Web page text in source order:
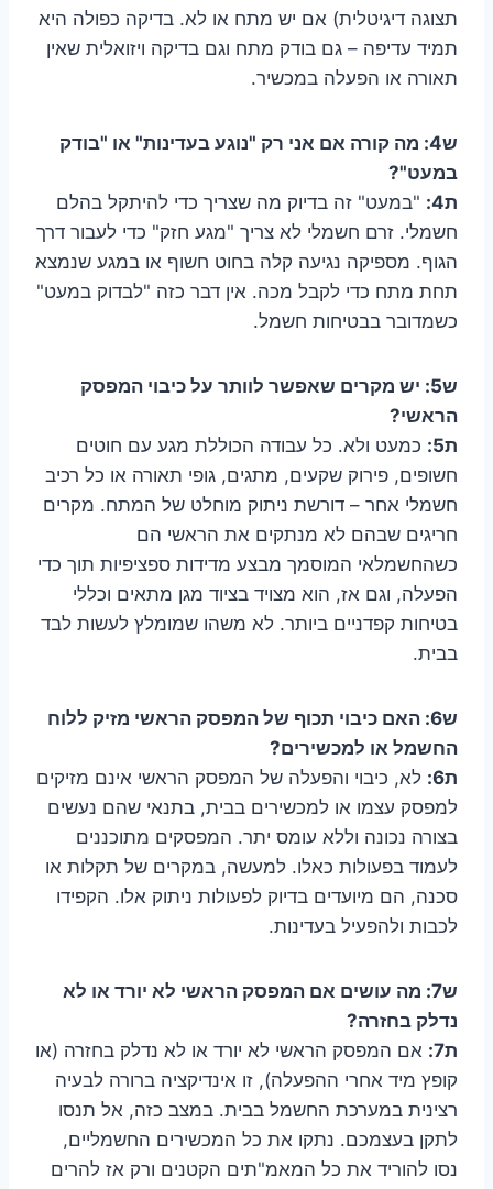
תצוגה דיגיטלית) אם יש מתח או לא. בדיקה כפולה היא
תמיד עדיפה – גם בודק מתח וגם בדיקה ויזואלית שאין
תאורה או הפעלה במכשיר.
ש4: מה קורה אם אני רק "נוגע בעדינות" או "בודק
במעט"?
ת4:
"במעט" זה בדיוק מה שצריך כדי להיתקל בהלם
חשמלי. זרם חשמלי לא צריך "מגע חזק" כדי לעבור דרך
הגוף. מספיקה נגיעה קלה בחוט חשוף או במגע שנמצא
תחת מתח כדי לקבל מכה. אין דבר כזה "לבדוק במעט"
כשמדובר בבטיחות חשמל.
ש5: יש מקרים שאפשר לוותר על כיבוי המפסק
הראשי?
ת5:
כמעט ולא. כל עבודה הכוללת מגע עם חוטים
חשופים, פירוק שקעים, מתגים, גופי תאורה או כל רכיב
חשמלי אחר – דורשת ניתוק מוחלט של המתח. מקרים
חריגים שבהם לא מנתקים את הראשי הם
כשהחשמלאי המוסמך מבצע מדידות ספציפיות תוך כדי
הפעלה, וגם אז, הוא מצויד בציוד מגן מתאים וכללי
בטיחות קפדניים ביותר. לא משהו שמומלץ לעשות לבד
בבית.
ש6: האם כיבוי תכוף של המפסק הראשי מזיק ללוח
החשמל או למכשירים?
ת6:
לא, כיבוי והפעלה של המפסק הראשי אינם מזיקים
למפסק עצמו או למכשירים בבית, בתנאי שהם נעשים
בצורה נכונה וללא עומס יתר. המפסקים מתוכננים
לעמוד בפעולות כאלו. למעשה, במקרים של תקלות או
סכנה, הם מיועדים בדיוק לפעולות ניתוק אלו. הקפידו
לכבות ולהפעיל בעדינות.
ש7: מה עושים אם המפסק הראשי לא יורד או לא
נדלק בחזרה?
ת7:
אם המפסק הראשי לא יורד או לא נדלק בחזרה (או
קופץ מיד אחרי ההפעלה), זו אינדיקציה ברורה לבעיה
רצינית במערכת החשמל בבית. במצב כזה, אל תנסו
לתקן בעצמכם. נתקו את כל המכשירים החשמליים,
נסו להוריד את כל המאמ"תים הקטנים ורק אז להרים